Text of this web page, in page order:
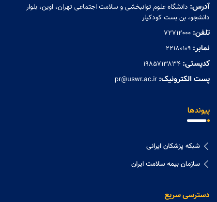
آدرس: دانشگاه علوم توانبخشی و سلامت اجتماعی تهران، اوین، بلوار
دانشجو، بن بست کودکیار
تلفن: 72712000
نمابر: ۲۲۱۸۰۱۰۹
کدپستی: ۱۹۸۵۷۱۳۸۳۴
پست الکترونیک: pr@uswr.ac.ir
پیوندها
شبکه پزشکان ایرانی
سازمان بیمه سلامت ایران
دسترسی سریع